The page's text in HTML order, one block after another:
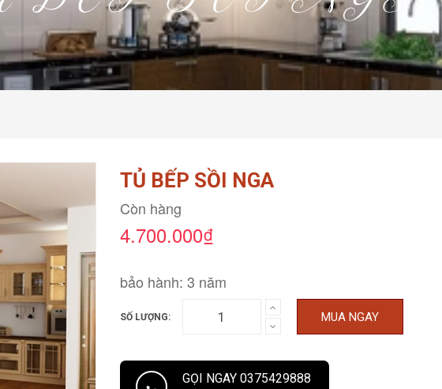
TỦ BẾP SỒI NGA
Còn hàng
4.700.000₫
bảo hành: 3 năm
SỐ LƯỢNG: MUA NGAY
GỌI NGAY 0375429888